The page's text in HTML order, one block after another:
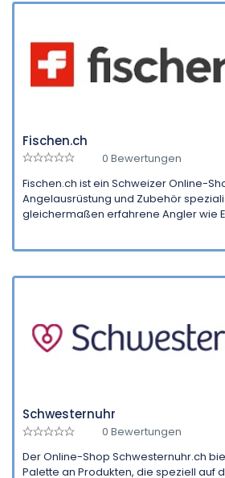
Fischen.ch
0 Bewertungen
Fischen.ch ist ein Schweizer Online-
Angelausrüstung und Zubehör
gleichermaßen erfahrene Angler wie
Schwesternuhr
0 Bewertungen
Der Online-Shop Schwesternuhr.ch
Palette an Produkten, die speziell auf